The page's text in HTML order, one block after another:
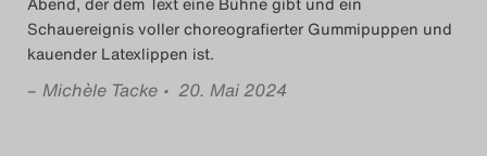
2017
Das Theatertreffen-Blog
Schauereignis voller choreografierter Gummipuppen und
kauender Latexlippen ist.
– Michèle Tacke • 20. Mai 2024